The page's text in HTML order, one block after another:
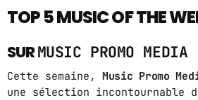
MUSIC NEWS
SCHEDULE
TOP 5 MUSIC OF THE
SURMUSIC PROMO MEDIA
Cette semaine, Music Promo
une sélection incontournable